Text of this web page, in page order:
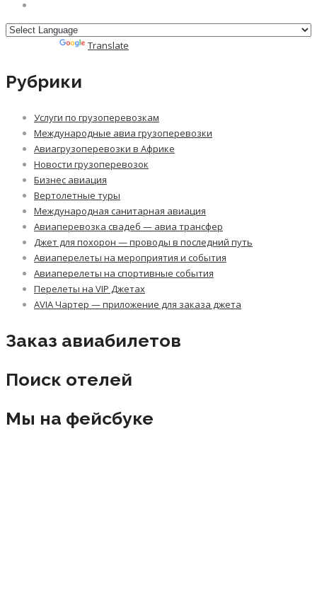
Translate
Рубрики
Услуги по грузоперевозкам
Международные авиа грузоперевозки
Авиагрузоперевозки в Африке
Новости грузоперевозок
Бизнес авиация
Вертолетные туры
Международная санитарная авиация
Авиаперевозка свадеб — авиа трансфер
Джет для похорон — проводы в последний путь
Авиаперелеты на мероприятия и события
Авиаперелеты на спортивные события
Перелеты на VIP Джетах
AVIA Чартер — приложение для заказа джета
Заказ авиабилетов
Поиск отелей
Мы на фейсбуке